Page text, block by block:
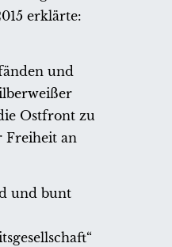
erklärte:
und
Ostfront zu
Freiheit an
und bunt